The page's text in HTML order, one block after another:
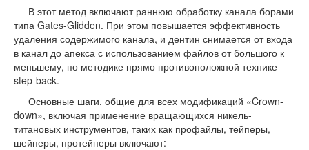
В этот метод включают раннюю обработку канала борами
типа Gates-Glidden. При этом повышается эффективность
удаления содержимого канала, и дентин снимается от входа
в канал до апекса с использованием файлов от большого к
меньшему, по методике прямо противоположной технике
step-back.
Основные шаги, общие для всех модификаций «Crown-
down», включая применение вращающихся никель-
титановых инструментов, таких как профайлы, тейперы,
шейперы, протейперы включают: